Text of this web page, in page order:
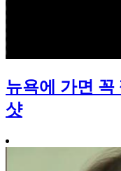
뉴욕에 가면 꼭
샷